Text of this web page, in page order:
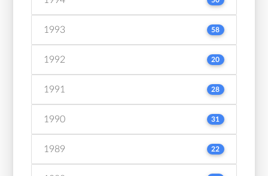
1993 58
1992 20
1991 28
1990 31
1989 22